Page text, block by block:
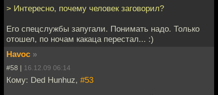
> Интересно, почему человек заговорил?
Его спецслужбы запугали. Понимать надо. Только
отошел, по ночам какаца перестал... :)
Havoc »
#58 | 16.12.09 06:14
Кому: Ded Hunhuz, #53